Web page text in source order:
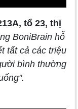
tổ 23, thị
BoniBrain hỗ
tất cả các triệu
bình thường